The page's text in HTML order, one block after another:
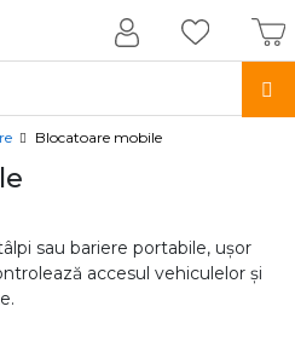
Blocatoare mobile
sau bariere portabile, ușor
accesul vehiculelor și